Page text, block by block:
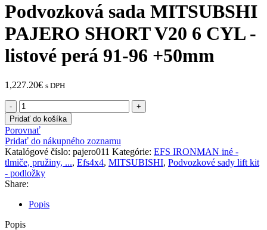
Podvozková sada MITSUBSHI
PAJERO SHORT V20 6 CYL -
listové perá 91-96 +50mm
1,227.20€ s DPH
množstvo
Podvozková
sada
MITSUBSHI
PAJERO
SHORT
V20
6
CYL
-
listové
perá
Pridať do košíka
Porovnať
Pridať do nákupného zoznamu
Katalógové číslo: pajero011 Kategórie: EFS IRONMAN iné -
tlmiče, pružiny, ..., Efs4x4, MITSUBISHI, Podvozkové sady lift kit
- podložky
Share:
Popis
Popis